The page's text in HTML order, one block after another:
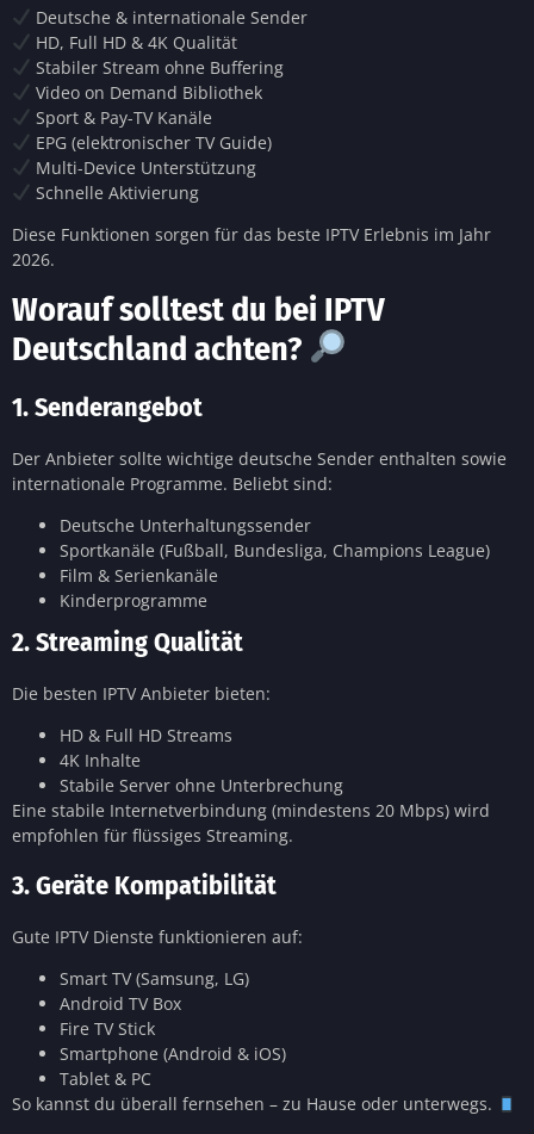
Deutsche & internationale Sender
HD, Full HD & 4K Qualität
Stabiler Stream ohne Buffering
Video on Demand Bibliothek
Sport & Pay-TV Kanäle
EPG (elektronischer TV Guide)
Multi-Device Unterstützung
Schnelle Aktivierung
Diese Funktionen sorgen für das beste IPTV Erlebnis im Jahr
2026.
Worauf solltest du bei IPTV
Deutschland achten?
1. Senderangebot
Der Anbieter sollte wichtige deutsche Sender enthalten sowie
internationale Programme. Beliebt sind:
Deutsche Unterhaltungssender
Sportkanäle (Fußball, Bundesliga, Champions League)
Film & Serienkanäle
Kinderprogramme
2. Streaming Qualität
Die besten IPTV Anbieter bieten:
HD & Full HD Streams
4K Inhalte
Stabile Server ohne Unterbrechung
Eine stabile Internetverbindung (mindestens 20 Mbps) wird
empfohlen für flüssiges Streaming.
3. Geräte Kompatibilität
Gute IPTV Dienste funktionieren auf:
Smart TV (Samsung, LG)
Android TV Box
Fire TV Stick
Smartphone (Android & iOS)
Tablet & PC
So kannst du überall fernsehen – zu Hause oder unterwegs.